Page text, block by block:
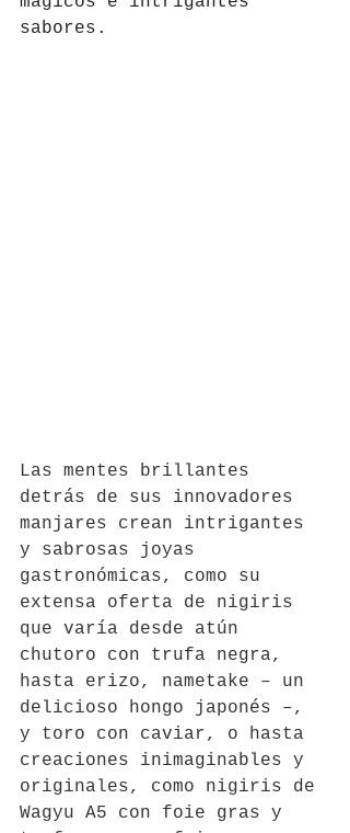
sabores.
Las mentes brillantes
detrás de sus innovadores
manjares crean intrigantes
y sabrosas joyas
gastronómicas, como su
extensa oferta de nigiris
que varía desde atún
chutoro con trufa negra,
hasta erizo, nametake – un
delicioso hongo japonés –,
y toro con caviar, o hasta
creaciones inimaginables y
originales, como nigiris de
Wagyu A5 con foie gras y